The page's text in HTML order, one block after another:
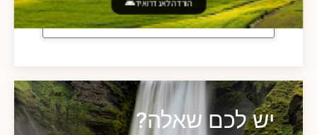
קרא עוד »
יש לכם שאלה?
הורדה לאנדרואיד